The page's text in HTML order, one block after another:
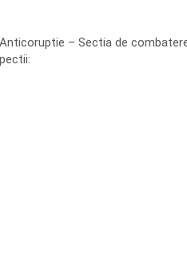
– Sectia de